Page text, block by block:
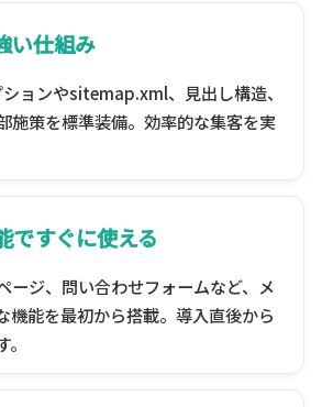
い仕組み
ョンやsitemap.xml、見出し構造、
施策を標準装備。効率的な集客を実
ですぐに使える
ージ、問い合わせフォームなど、メ
機能を最初から搭載。導入直後から